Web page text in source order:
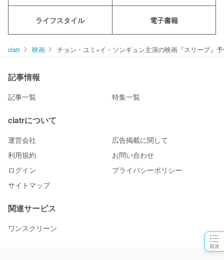
目次
ライフスタイル 電子書籍
ciatr 映画 チョン・ユミ×イ・ソンギュン主演の映画『スリープ』
記事情報
記事一覧 特集一覧
ciatrについて
運営会社
広告掲載に関して
利用規約
お問い合わせ
ログイン
プライバシーポリシー
サイトマップ
関連サービス
ワンスクリーン